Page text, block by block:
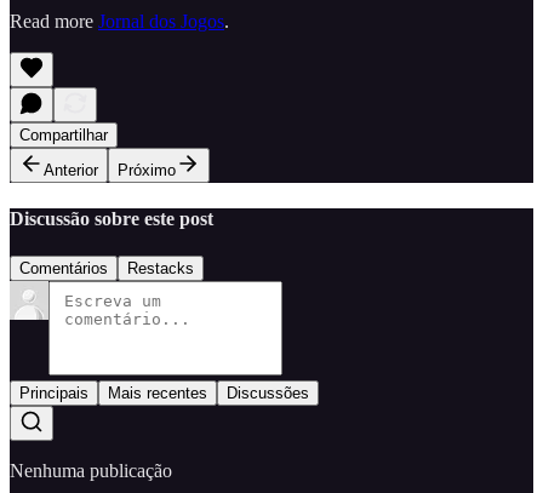
Read more Jornal dos Jogos.
Compartilhar
Anterior
Próximo
Discussão sobre este post
Comentários Restacks
Principais Mais recentes Discussões
Nenhuma publicação